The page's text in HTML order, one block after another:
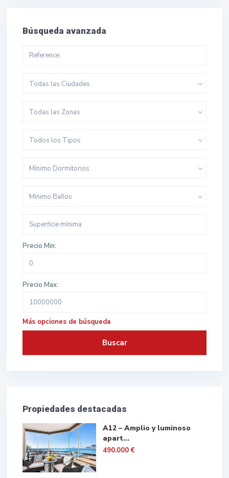
Búsqueda avanzada
Todas las Ciudades
Todas las Zonas
Todos los Tipos
Mínimo Dormitorios
Mínimo Baños
Precio Min:
Precio Max:
Más opciones de búsqueda
Buscar
Propiedades destacadas
A12 – Amplio y luminoso
apart...
490.000 €